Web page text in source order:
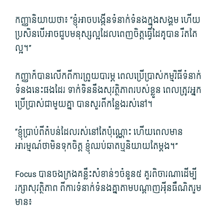
កញ្ញា​និយាយ​ថា៖ “ខ្ញុំ​អាច​បង្កើន​ទំនាក់ទំនង​ក្នុង​សង្គម ហើយ​
ប្រសិនបើ​អាច​ជួប​មនុស្ស​ល្អ​ដែល​ពេញចិត្ត​ធ្វើ​ដៃគូ​បាន រឹតតែ​
ល្អ។”
កញ្ញា​ក៏បាន​លើក​ពី​ការ​ព្រួយបារម្ភ ពេល​ប្រើប្រាស់​កម្មវិធី​ទំនាក់
ទំនង​នេះ​ផង​ដែរ ទាក់ទិន​នឹង​សុវត្ថិភាព​របស់​ខ្លួន ពេល​ត្រូវ​អ្នក
ប្រើ​ប្រាស់​ជាមួយគ្នា បាន​សួរ​ពី​កន្លែង​រស់នៅ។
“ខ្ញុំ​ប្រាប់​ពី​តំបន់​ដែល​រស់នៅ​តែប៉ុណ្ណោះ ហើយ​ពេល​មាន​
អារម្មណ៍​ថា​មិន​ទុកចិត្ត ខ្ញុំ​ឈប់​ឆាត​ឬ​និយាយ​តែ​ម្តង។”
Focus បាន​ចងក្រង​គន្លឹះ​សំ​ខាន់​ៗចំនួន៥ គួរ​ពិចារណា​ដើម្បី​
រក្សា​សុវត្ថិភាព ពី​ការ​ទំនាក់ទំនង​គ្នា​តាម​បណ្តាញ​អុីនធឺណិត​រួម​
មាន៖